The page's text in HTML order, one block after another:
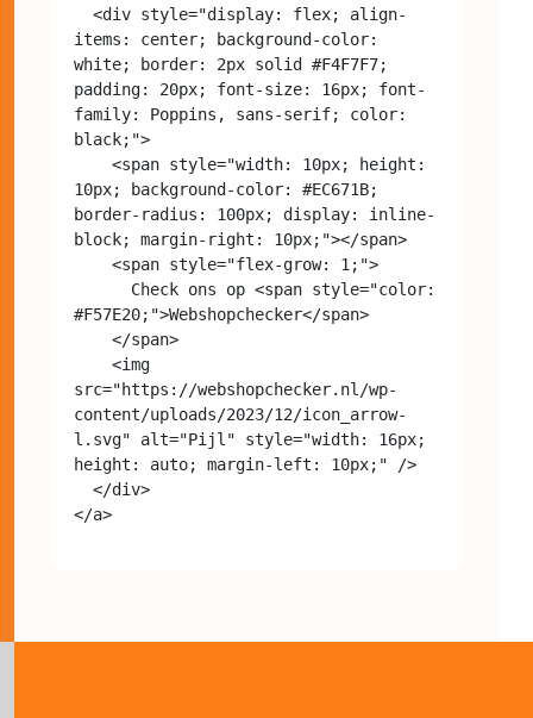
items: center; background-color:
white; border: 2px solid #F4F7F7;
padding: 20px; font-size: 16px; font-
family: Poppins, sans-serif; color:
black;">
10px; background-color: #EC671B;
border-radius: 100px; display: inline-
block; margin-right: 10px;"></span>
#F57E20;">Webshopchecker</span>
src="https://webshopchecker.nl/wp-
content/uploads/2023/12/icon_arrow-
l.svg" alt="Pijl" style="width: 16px;
height: auto; margin-left: 10px;" />